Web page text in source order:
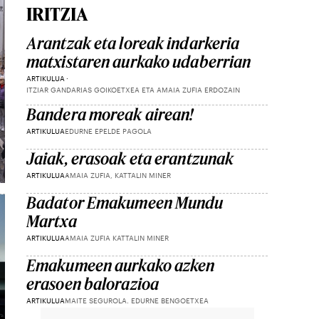
IRITZIA
Arantzak eta loreak indarkeria
matxistaren aurkako udaberrian
ARTIKULUA
ITZIAR GANDARIAS GOIKOETXEA ETA AMAIA ZUFIA ERDOZAIN
Bandera moreak airean!
ARTIKULUAEDURNE EPELDE PAGOLA
Jaiak, erasoak eta erantzunak
ARTIKULUAAMAIA ZUFIA, KATTALIN MINER
Badator Emakumeen Mundu
Martxa
ARTIKULUAAMAIA ZUFIA KATTALIN MINER
Emakumeen aurkako azken
erasoen balorazioa
ARTIKULUAMAITE SEGUROLA. EDURNE BENGOETXEA